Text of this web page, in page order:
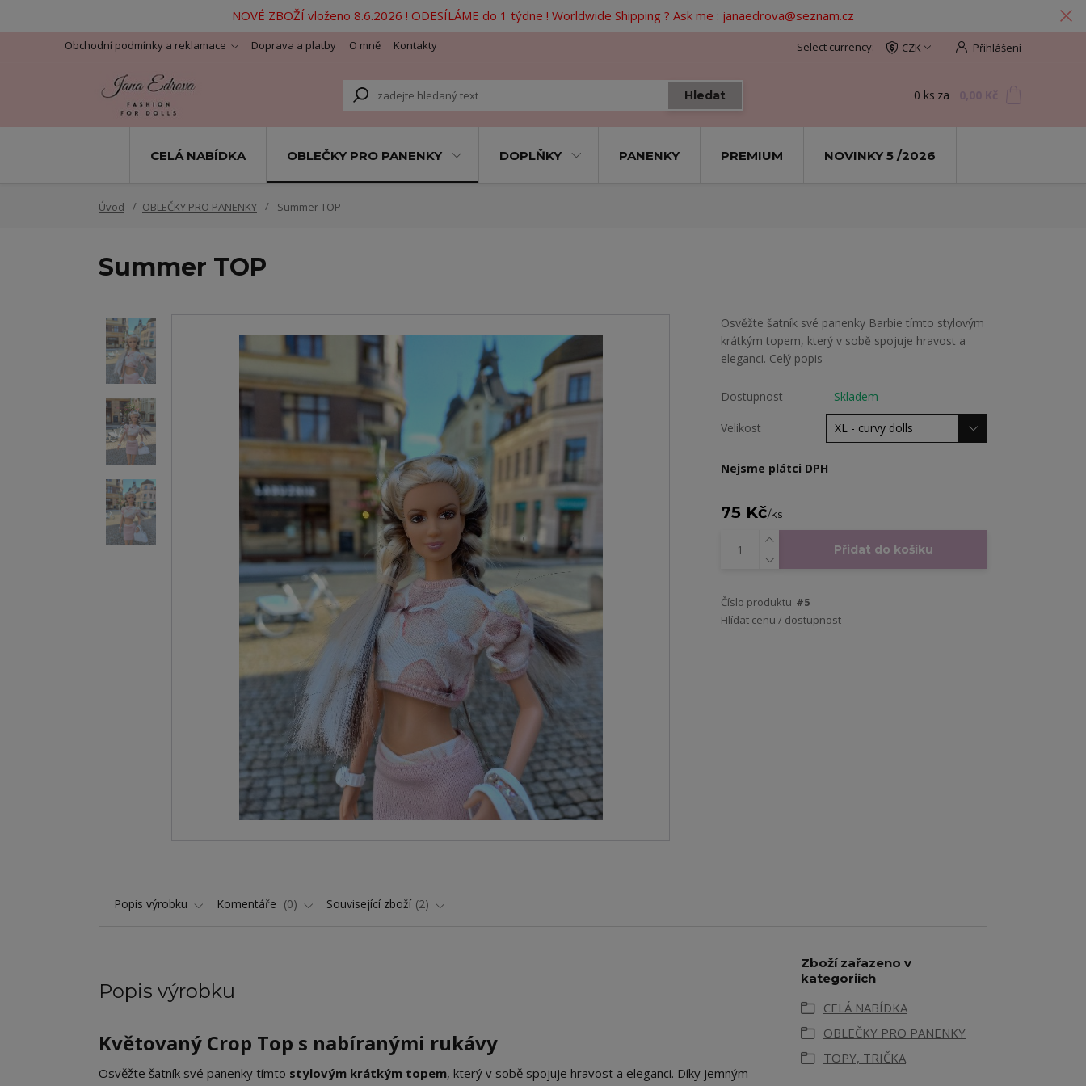
NOVÉ ZBOŽÍ vloženo 8.6.2026 ! ODESÍLÁME do 1 týdne ! Worldwide Shipping ? Ask me : janaedrova@seznam.cz
Obchodní podmínky a reklamace Doprava a platby O mně Kontakty CZK Přihlášení
Hledat 0 ks za
CELÁ NABÍDKA OBLEČKY PRO PANENKY DOPLŇKY PANENKY PREMIUM NOVINKY 5 /2026
Úvod OBLEČKY PRO PANENKY Summer TOP
Summer TOP
​Osvěžte šatník své panenky Barbie tímto stylovým
krátkým topem, který v sobě spojuje hravost a
eleganci. Celý popis
Dostupnost Skladem
Velikost
Nejsme plátci DPH
75 Kč/ks
Přidat do košíku
Číslo produktu #5
Hlídat cenu / dostupnost
Popis výrobku Komentáře 0 Související zboží 2
Popis výrobku
Květovaný Crop Top s nabíranými rukávy
​Osvěžte šatník své panenky tímto stylovým krátkým topem, který v sobě spojuje hravost a eleganci. Díky jemným
Zboží zařazeno v
kategoriích
CELÁ NABÍDKA
OBLEČKY PRO PANENKY
TOPY, TRIČKA